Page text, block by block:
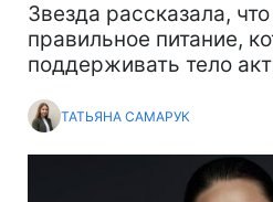
Звезда рассказала,
правильное питание,
поддерживать тело
ТАТЬЯНА САМАРУК